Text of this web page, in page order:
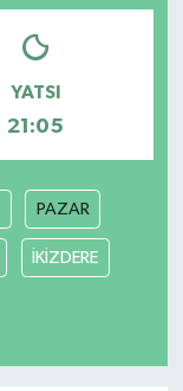
YATSI
21:05
PAZAR
İKİZDERE